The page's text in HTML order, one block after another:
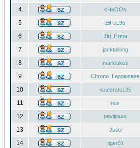
4 cHaOOs
5 EiFeL96
6
Jiri_Hrma
7 jacktalking
8 marklukes
9 Chrono_Leggionaire
10 nosferatu135
11 nox
12 pavlinaxx
13 Jaso
14 tiger01